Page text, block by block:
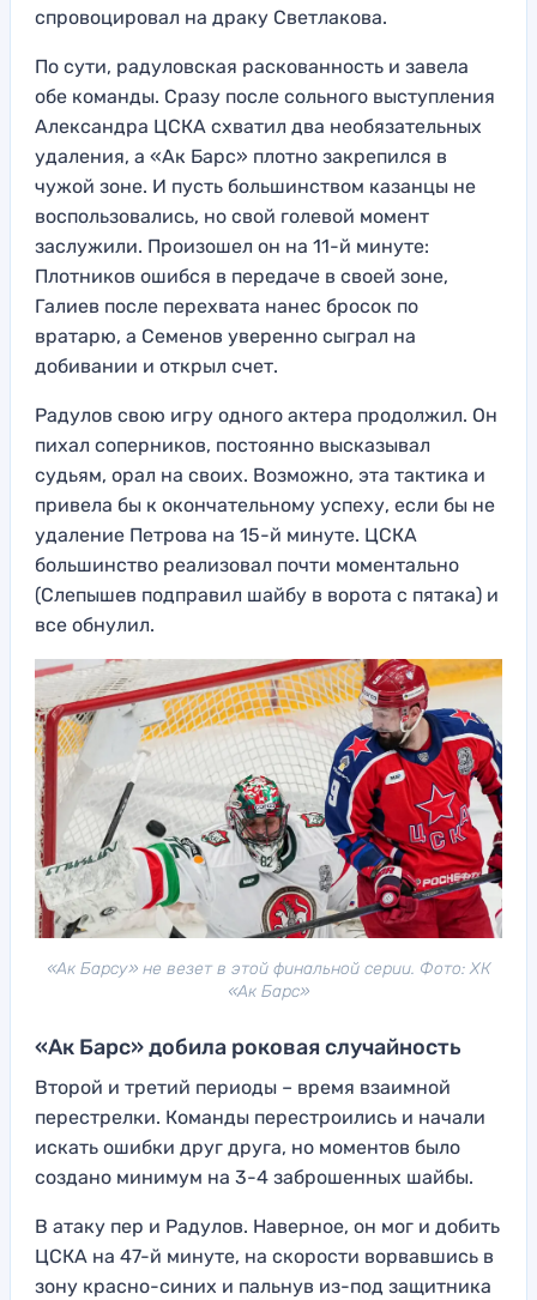
спровоцировал на драку Светлакова.
По сути, радуловская раскованность и завела
обе команды. Сразу после сольного выступления
Александра ЦСКА схватил два необязательных
удаления, а «Ак Барс» плотно закрепился в
чужой зоне. И пусть большинством казанцы не
воспользовались, но свой голевой момент
заслужили. Произошел он на 11-й минуте:
Плотников ошибся в передаче в своей зоне,
Галиев после перехвата нанес бросок по
вратарю, а Семенов уверенно сыграл на
добивании и открыл счет.
Радулов свою игру одного актера продолжил. Он
пихал соперников, постоянно высказывал
судьям, орал на своих. Возможно, эта тактика и
привела бы к окончательному успеху, если бы не
удаление Петрова на 15-й минуте. ЦСКА
большинство реализовал почти моментально
(Слепышев подправил шайбу в ворота с пятака) и
все обнулил.
«Ак Барсу» не везет в этой финальной серии. Фото: ХК
«Ак Барс»
«Ак Барс» добила роковая случайность
Второй и третий периоды – время взаимной
перестрелки. Команды перестроились и начали
искать ошибки друг друга, но моментов было
создано минимум на 3-4 заброшенных шайбы.
В атаку пер и Радулов. Наверное, он мог и добить
ЦСКА на 47-й минуте, на скорости ворвавшись в
зону красно-синих и пальнув из-под защитника